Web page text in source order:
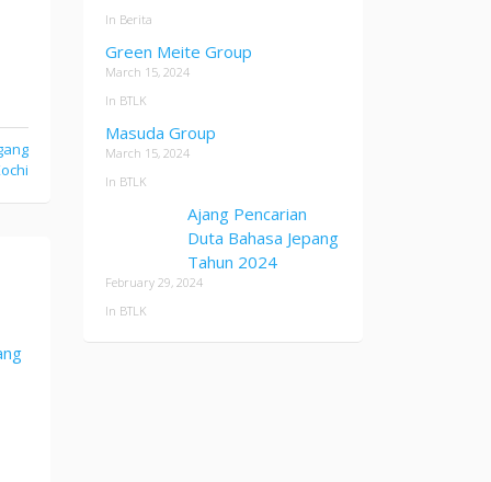
In Berita
Green Meite Group
March 15, 2024
In BTLK
Masuda Group
March 15, 2024
In BTLK
Ajang Pencarian
Duta Bahasa Jepang
Tahun 2024
February 29, 2024
In BTLK